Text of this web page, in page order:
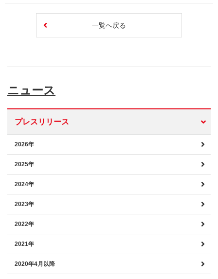
一覧へ戻る
ニュース
プレスリリース
2026年
2025年
2024年
2023年
2022年
2021年
2020年4月以降